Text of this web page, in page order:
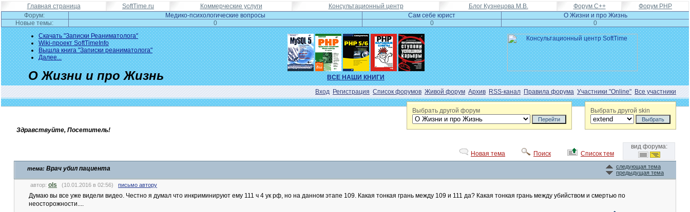
Главная страница SoftTime.ru Коммерческие услуги Консультационный центр Блог Кузнецова М.В. Форум C++
Форум PHP
Форум:
Медико-психологические вопросы Сам себе юрист
О Жизни и про Жизнь
Новые темы:
0 0
0
Скачать "Записки Реаниматолога"
Wiki-проект SoftTimeInfo
Вышла книга "Записки реаниматолога"
Далее...
ВСЕ НАШИ КНИГИ
О Жизни и про Жизнь
Вход Регистрация Список форумов Живой форум Архив RSS-канал Правила форума Участники "Online" Все участники
Выбрать другой skin
Выбрать другой форум
Здравствуйте, Посетитель!
Новая тема Поиск Список тем
вид форума:
тема: Врач убил пациента
следующая тема
предыдущая тема
автор: ols (10.01.2016 в 02:56) письмо автору
Думаю вы все уже видели видео. Честно я думал что инкриминируют ему 111 ч 4 ук рф, но на данном этапе 109. Какая тонкая грань между 109 и 111 да? Какая тонкая грань между убийством и смертью по
неосторожности....